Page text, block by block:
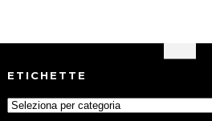
ETICHETTE